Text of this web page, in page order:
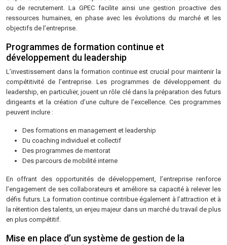
ou de recrutement. La GPEC facilite ainsi une gestion proactive des
ressources humaines, en phase avec les évolutions du marché et les
objectifs de l’entreprise.
Programmes de formation continue et
développement du leadership
L’investissement dans la formation continue est crucial pour maintenir la
compétitivité de l’entreprise. Les programmes de développement du
leadership, en particulier, jouent un rôle clé dans la préparation des futurs
dirigeants et la création d’une culture de l’excellence. Ces programmes
peuvent inclure :
Des formations en management et leadership
Du coaching individuel et collectif
Des programmes de mentorat
Des parcours de mobilité interne
En offrant des opportunités de développement, l’entreprise renforce
l’engagement de ses collaborateurs et améliore sa capacité à relever les
défis futurs. La formation continue contribue également à l’attraction et à
la rétention des talents, un enjeu majeur dans un marché du travail de plus
en plus compétitif.
Mise en place d’un système de gestion de la